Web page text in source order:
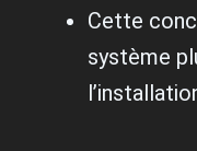
Cette
système